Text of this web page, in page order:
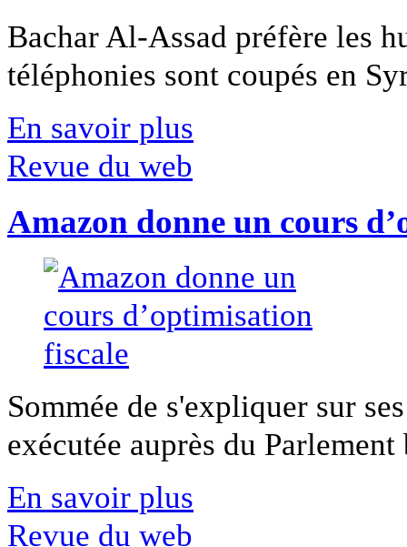
Bachar Al-Assad préfère les
téléphonies sont coupés en
En savoir plus
Revue du web
Amazon donne un cours
Sommée de s'expliquer sur
exécutée auprès du
En savoir plus
Revue du web